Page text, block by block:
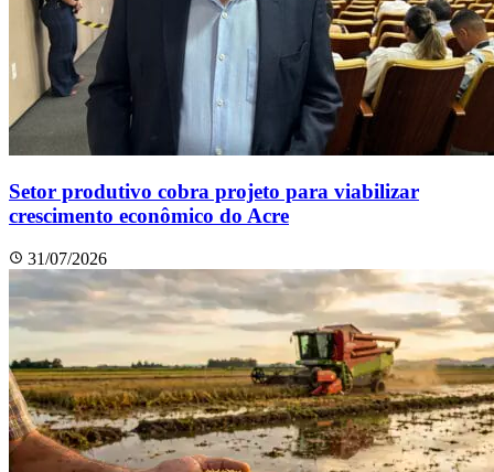
Setor produtivo cobra projeto para viabilizar
crescimento econômico do Acre
31/07/2026